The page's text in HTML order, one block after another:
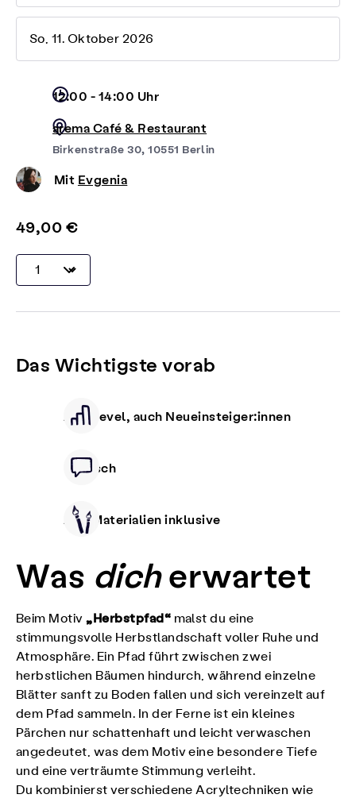
So, 11. Oktober 2026
12:00 - 14:00 Uhr
arema Café & Restaurant
Birkenstraße 30, 10551 Berlin
Mit Evgenia
49,00 €
Das Wichtigste vorab
Alle Level, auch Neueinsteiger:innen
Deutsch
Alle Materialien inklusive
Was dicherwartet
Beim Motiv„Herbstpfad“ malst du eine
stimmungsvolle Herbstlandschaft voller Ruhe und
Atmosphäre. Ein Pfad führt zwischen zwei
herbstlichen Bäumen hindurch, während einzelne
Blätter sanft zu Boden fallen und sich vereinzelt auf
dem Pfad sammeln. In der Ferne ist ein kleines
Pärchen nur schattenhaft und leicht verwaschen
angedeutet, was dem Motiv eine besondere Tiefe
und eine verträumte Stimmung verleiht.
Du kombinierst verschiedene Acryltechniken wie